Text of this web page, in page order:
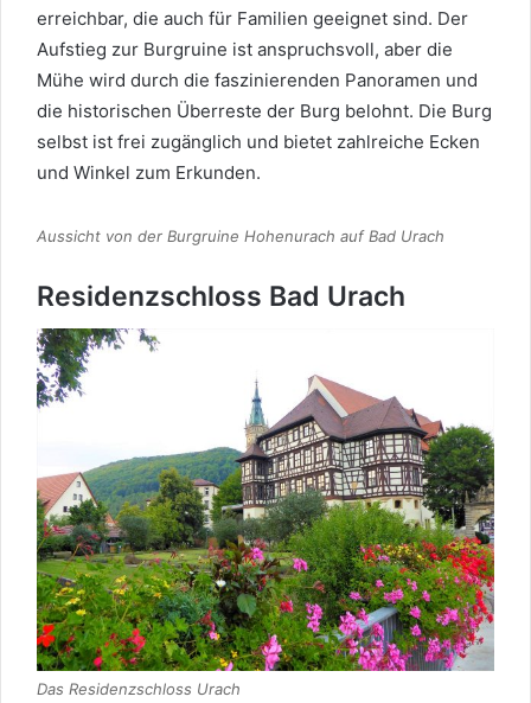
erreichbar, die auch für Familien geeignet sind. Der
Aufstieg zur Burgruine ist anspruchsvoll, aber die
Mühe wird durch die faszinierenden Panoramen und
die historischen Überreste der Burg belohnt. Die Burg
selbst ist frei zugänglich und bietet zahlreiche Ecken
und Winkel zum Erkunden.
Aussicht von der Burgruine Hohenurach auf Bad Urach
Residenzschloss Bad Urach
Das Residenzschloss Urach